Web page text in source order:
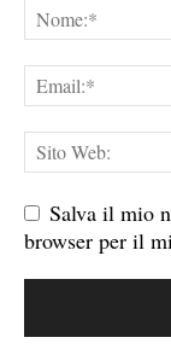
Salva il mio
browser per il